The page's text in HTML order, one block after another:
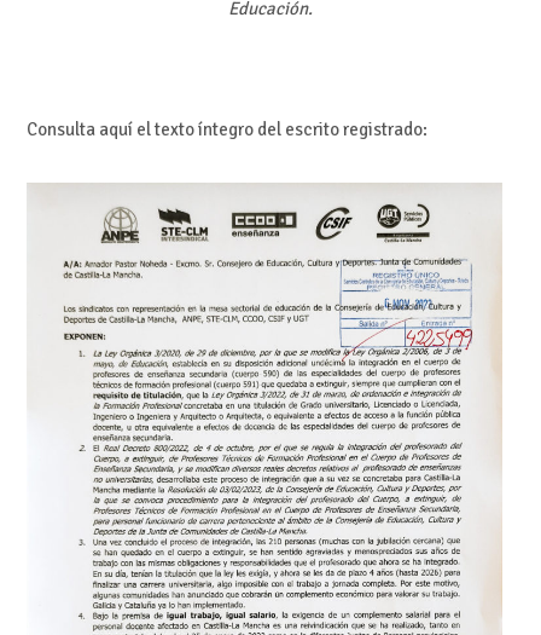
Educación.
Consulta aquí el texto íntegro del escrito registrado: